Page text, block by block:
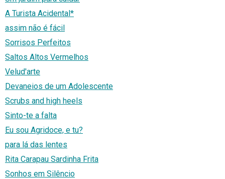
A Turista Acidental*
assim não é fácil
Sorrisos Perfeitos
Saltos Altos Vermelhos
Velud'arte
Devaneios de um Adolescente
Scrubs and high heels
Sinto-te a falta
Eu sou Agridoce, e tu?
para lá das lentes
Rita Carapau Sardinha Frita
Sonhos em Silêncio